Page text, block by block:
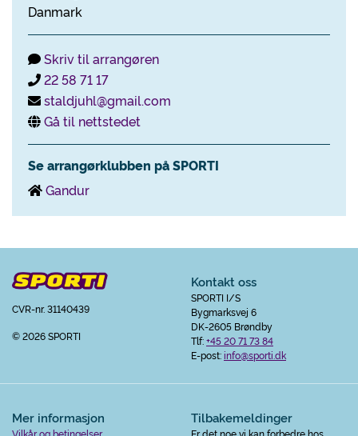
Danmark
Skriv til arrangøren
22 58 71 17
staldjuhl@gmail.com
Gå til nettstedet
Se arrangørklubben på SPORTI
Gandur
CVR-nr. 31140439
© 2026 SPORTI
Kontakt oss
SPORTI I/S
Bygmarksvej 6
DK-2605 Brøndby
Tlf:+45 20 71 73 84
E-post:info@sporti.dk
Mer informasjon
Vilkår og betingelser
Tilbakemeldinger
Er det noe vi kan forbedre hos